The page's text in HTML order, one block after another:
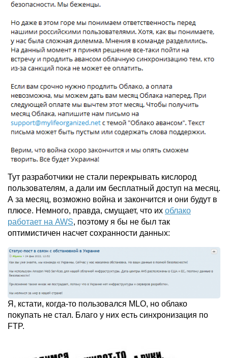
Тут разработчики не стали перекрывать кислород
пользователям, а дали им бесплатный доступ на месяц.
А за месяц, возможно война и закончится и они будут в
плюсе. Немного, правда, смущает, что их облако
работает на AWS, поэтому я бы не был так
оптимистичен насчет сохранности данных:
Я, кстати, когда-то пользовался MLO, но облако
покупать не стал. Благо у них есть синхронизация по
FTP.